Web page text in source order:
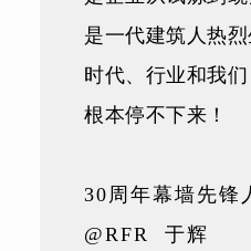
是一代建筑人热
时代、行业和我们
根本停不下来！
30周年幕墙先锋
@RFR 于辉